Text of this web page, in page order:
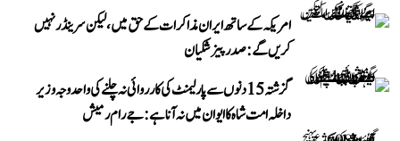
امریکہ کے ساتھ ایران مذاکرات کے حق میں، لیکن سرینڈر نہیں
کریں گے: صدر پیزشکیان
گزشتہ 15 دنوں سے پارلیمنٹ کی کارروائی نہ چلنے کی واحد وجہ وزیر
داخلہ امت شاہ کا ایوان میں نہ آنا ہے: جے رام رمیش